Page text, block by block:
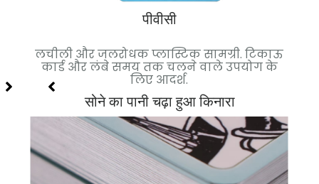
पीवीसी
लचीली और जलरोधक प्लास्टिक सामग्री. टिकाऊ
कार्ड और लंबे समय तक चलने वाले उपयोग के
लिए आदर्श.
सोने का पानी चढ़ा हुआ किनारा